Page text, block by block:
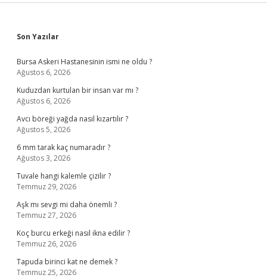
Sidebar
Son Yazılar
Bursa Askeri Hastanesinin ismi ne oldu ?
Ağustos 6, 2026
Kuduzdan kurtulan bir insan var mı ?
Ağustos 6, 2026
Avcı böreği yağda nasıl kızartılır ?
Ağustos 5, 2026
6 mm tarak kaç numaradır ?
Ağustos 3, 2026
Tuvale hangi kalemle çizilir ?
Temmuz 29, 2026
Aşk mı sevgi mi daha önemli ?
Temmuz 27, 2026
Koç burcu erkeği nasıl ikna edilir ?
Temmuz 26, 2026
Tapuda birinci kat ne demek ?
Temmuz 25, 2026